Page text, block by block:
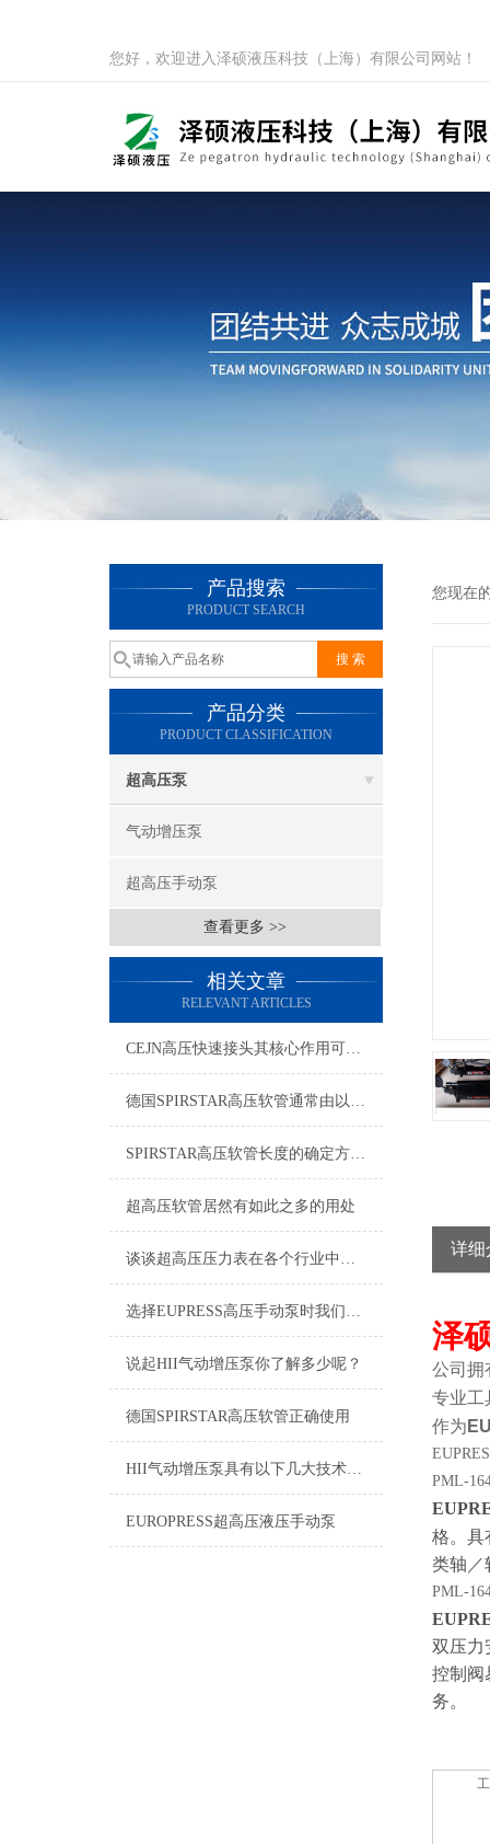
您好，欢迎进入泽硕液压科技（上海）有限公司网站！
产品搜索
PRODUCT SEARCH
产品分类
PRODUCT CLASSIFICATION
超高压泵
气动增压泵
超高压手动泵
查看更多 >>
相关文章
RELEVANT ARTICLES
CEJN高压快速接头其核心作用可归纳为以下方面
德国SPIRSTAR高压软管通常由以下几个主要部分组成
SPIRSTAR高压软管长度的确定方法及胶层选材注意事项
超高压软管居然有如此之多的用处
谈谈超高压压力表在各个行业中的应用
选择EUPRESS高压手动泵时我们应该考虑什么呢？
说起HII气动增压泵你了解多少呢？
德国SPIRSTAR高压软管正确使用
HII气动增压泵具有以下几大技术特点
EUROPRESS超高压液压手动泵
您现在
详细
泽
公司拥
专业工
作为
PML-
格。具
类轴／
PML-
双压力
控制阀
务。